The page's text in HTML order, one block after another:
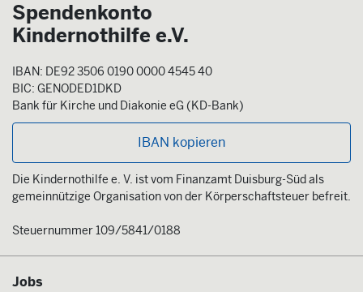
Spendenkonto
Kindernothilfe e.V.
IBAN: DE92 3506 0190 0000 4545 40
BIC: GENODED1DKD
Bank für Kirche und Diakonie eG (KD-Bank)
IBAN kopieren
Die Kindernothilfe e. V. ist vom Finanzamt Duisburg-Süd als
gemeinnützige Organisation von der Körperschaftsteuer befreit.
Steuernummer 109/5841/0188
Jobs